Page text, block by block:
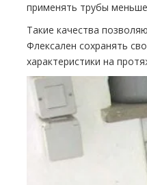
применять трубы
Такие качества
Флексален сохранять
характеристики на